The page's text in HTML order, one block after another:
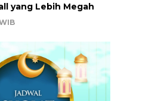
yang Lebih Megah